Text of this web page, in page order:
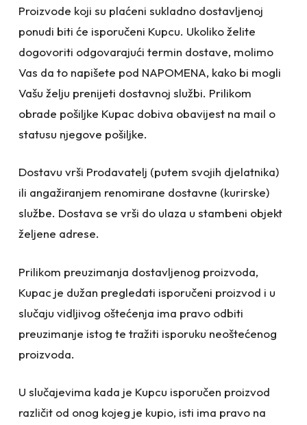
Proizvode koji su plaćeni sukladno dostavljenoj
ponudi biti će isporučeni Kupcu. Ukoliko želite
dogovoriti odgovarajući termin dostave, molimo
Vas da to napišete pod NAPOMENA, kako bi mogli
Vašu želju prenijeti dostavnoj službi. Prilikom
obrade pošiljke Kupac dobiva obavijest na mail o
statusu njegove pošiljke.
Dostavu vrši Prodavatelj (putem svojih djelatnika)
ili angažiranjem renomirane dostavne (kurirske)
službe. Dostava se vrši do ulaza u stambeni objekt
željene adrese.
Prilikom preuzimanja dostavljenog proizvoda,
Kupac je dužan pregledati isporučeni proizvod i u
slučaju vidljivog oštećenja ima pravo odbiti
preuzimanje istog te tražiti isporuku neoštećenog
proizvoda.
U slučajevima kada je Kupcu isporučen proizvod
različit od onog kojeg je kupio, isti ima pravo na